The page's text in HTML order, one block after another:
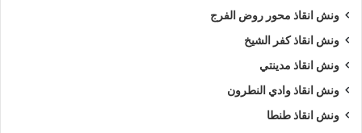
ونش انقاذ محور روض الفرج
ونش انقاذ كفر الشيخ
ونش انقاذ مدينتي
ونش انقاذ وادي النطرون
ونش انقاذ طنطا